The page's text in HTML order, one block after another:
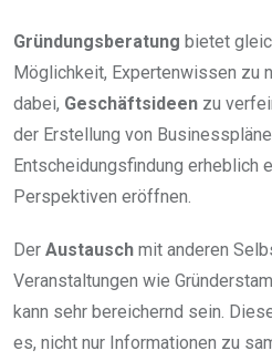
Gründungsberatung bietet
Möglichkeit, Expertenwissen zu
dabei, Geschäftsideen zu
der Erstellung von
Entscheidungsfindung erheblich
Perspektiven eröffnen.
Der Austausch mit anderen
Veranstaltungen wie
kann sehr bereichernd sein.
es, nicht nur Informationen zu